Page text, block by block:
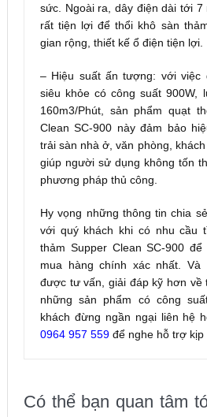
sức. Ngoài ra, dây điện dài tới 7
rất tiện lợi để thổi khô sàn
gian rộng, thiết kế ổ điện tiện lợi.
– Hiệu suất ấn tượng: với
siêu khỏe có công suất 900W,
160m3/Phút, sản phẩm quạt
Clean SC-900 này đảm bảo
trải sàn nhà ở, văn phòng,
giúp người sử dụng không tốn
phương pháp thủ công.
Hy vọng những thông tin chia
với quý khách khi có nhu cầu
thảm Supper Clean SC-900
mua hàng chính xác nhất.
được tư vấn, giải đáp kỹ hơn về
những sản phẩm có công
khách đừng ngần ngại liên hệ
0964 957 559để nghe hỗ trợ kịp
Có thể bạn quan tâm